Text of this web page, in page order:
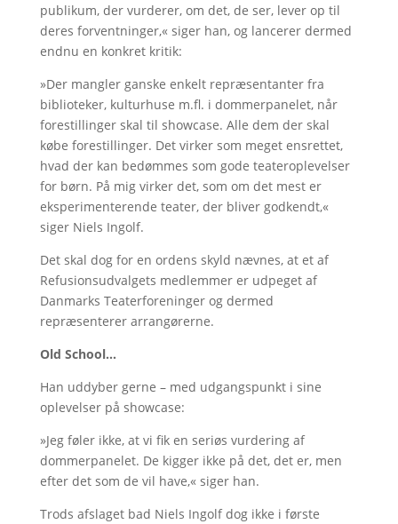
publikum, der vurderer, om det, de ser, lever op til
deres forventninger,« siger han, og lancerer dermed
endnu en konkret kritik:
»Der mangler ganske enkelt repræsentanter fra
biblioteker, kulturhuse m.fl. i dommerpanelet, når
forestillinger skal til showcase. Alle dem der skal
købe forestillinger. Det virker som meget ensrettet,
hvad der kan bedømmes som gode teateroplevelser
for børn. På mig virker det, som om det mest er
eksperimenterende teater, der bliver godkendt,«
siger Niels Ingolf.
Det skal dog for en ordens skyld nævnes, at et af
Refusionsudvalgets medlemmer er udpeget af
Danmarks Teaterforeninger og dermed
repræsenterer arrangørerne.
Old School…
Han uddyber gerne – med udgangspunkt i sine
oplevelser på showcase:
»Jeg føler ikke, at vi fik en seriøs vurdering af
dommerpanelet. De kigger ikke på det, det er, men
efter det som de vil have,« siger han.
Trods afslaget bad Niels Ingolf dog ikke i første